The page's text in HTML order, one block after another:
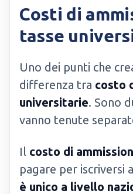
Costi di
tasse
Uno dei punti che
differenza tra costo
universitarie. Sono
vanno tenute
Il costo di
pagare per iscriversi
è unico a livello